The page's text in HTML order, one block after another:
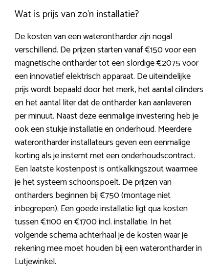
Wat is prijs van zo’n installatie?
De kosten van een waterontharder zijn nogal
verschillend. De prijzen starten vanaf €150 voor een
magnetische ontharder tot een slordige €2075 voor
een innovatief elektrisch apparaat. De uiteindelijke
prijs wordt bepaald door het merk, het aantal cilinders
en het aantal liter dat de ontharder kan aanleveren
per minuut. Naast deze eenmalige investering heb je
ook een stukje installatie en onderhoud. Meerdere
waterontharder installateurs geven een eenmalige
korting als je instemt met een onderhoudscontract.
Een laatste kostenpost is ontkalkingszout waarmee
je het systeem schoonspoelt. De prijzen van
ontharders beginnen bij €750 (montage niet
inbegrepen). Een goede installatie ligt qua kosten
tussen €1100 en €1700 incl. installatie. In het
volgende schema achterhaal je de kosten waar je
rekening mee moet houden bij een waterontharder in
Lutjewinkel.